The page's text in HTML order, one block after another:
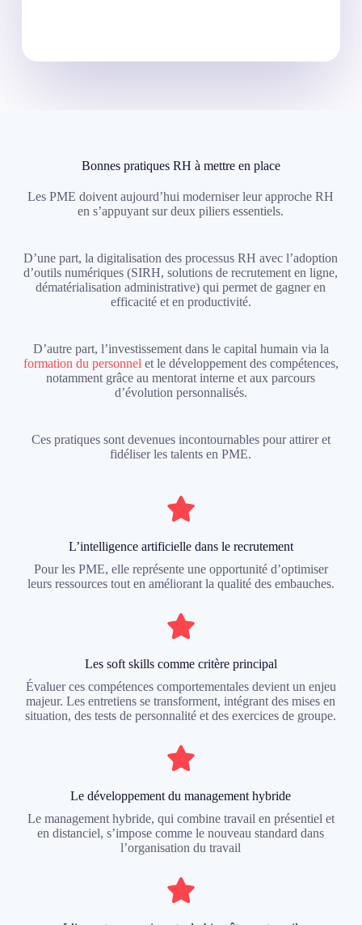
Bonnes pratiques RH à mettre en place
Les PME doivent aujourd’hui moderniser leur approche RH
en s’appuyant sur deux piliers essentiels.
D’une part, la digitalisation des processus RH avec l’adoption
d’outils numériques (SIRH, solutions de recrutement en ligne,
dématérialisation administrative) qui permet de gagner en
efficacité et en productivité.
D’autre part, l’investissement dans le capital humain via la
formation du personnel et le développement des compétences,
notamment grâce au mentorat interne et aux parcours
d’évolution personnalisés.
Ces pratiques sont devenues incontournables pour attirer et
fidéliser les talents en PME.
L’intelligence artificielle dans le recrutement
Pour les PME, elle représente une opportunité d’optimiser
leurs ressources tout en améliorant la qualité des embauches.
Les soft skills comme critère principal
Évaluer ces compétences comportementales devient un enjeu
majeur. Les entretiens se transforment, intégrant des mises en
situation, des tests de personnalité et des exercices de groupe.
Le développement du management hybride
Le management hybride, qui combine travail en présentiel et
en distanciel, s’impose comme le nouveau standard dans
l’organisation du travail